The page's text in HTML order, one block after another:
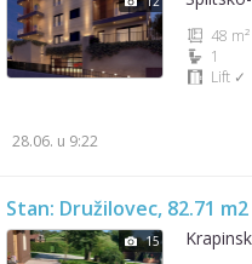
48 m²
1
Lift ✓
28.06. u 9:22
Stan: Družilovec, 82.71
15